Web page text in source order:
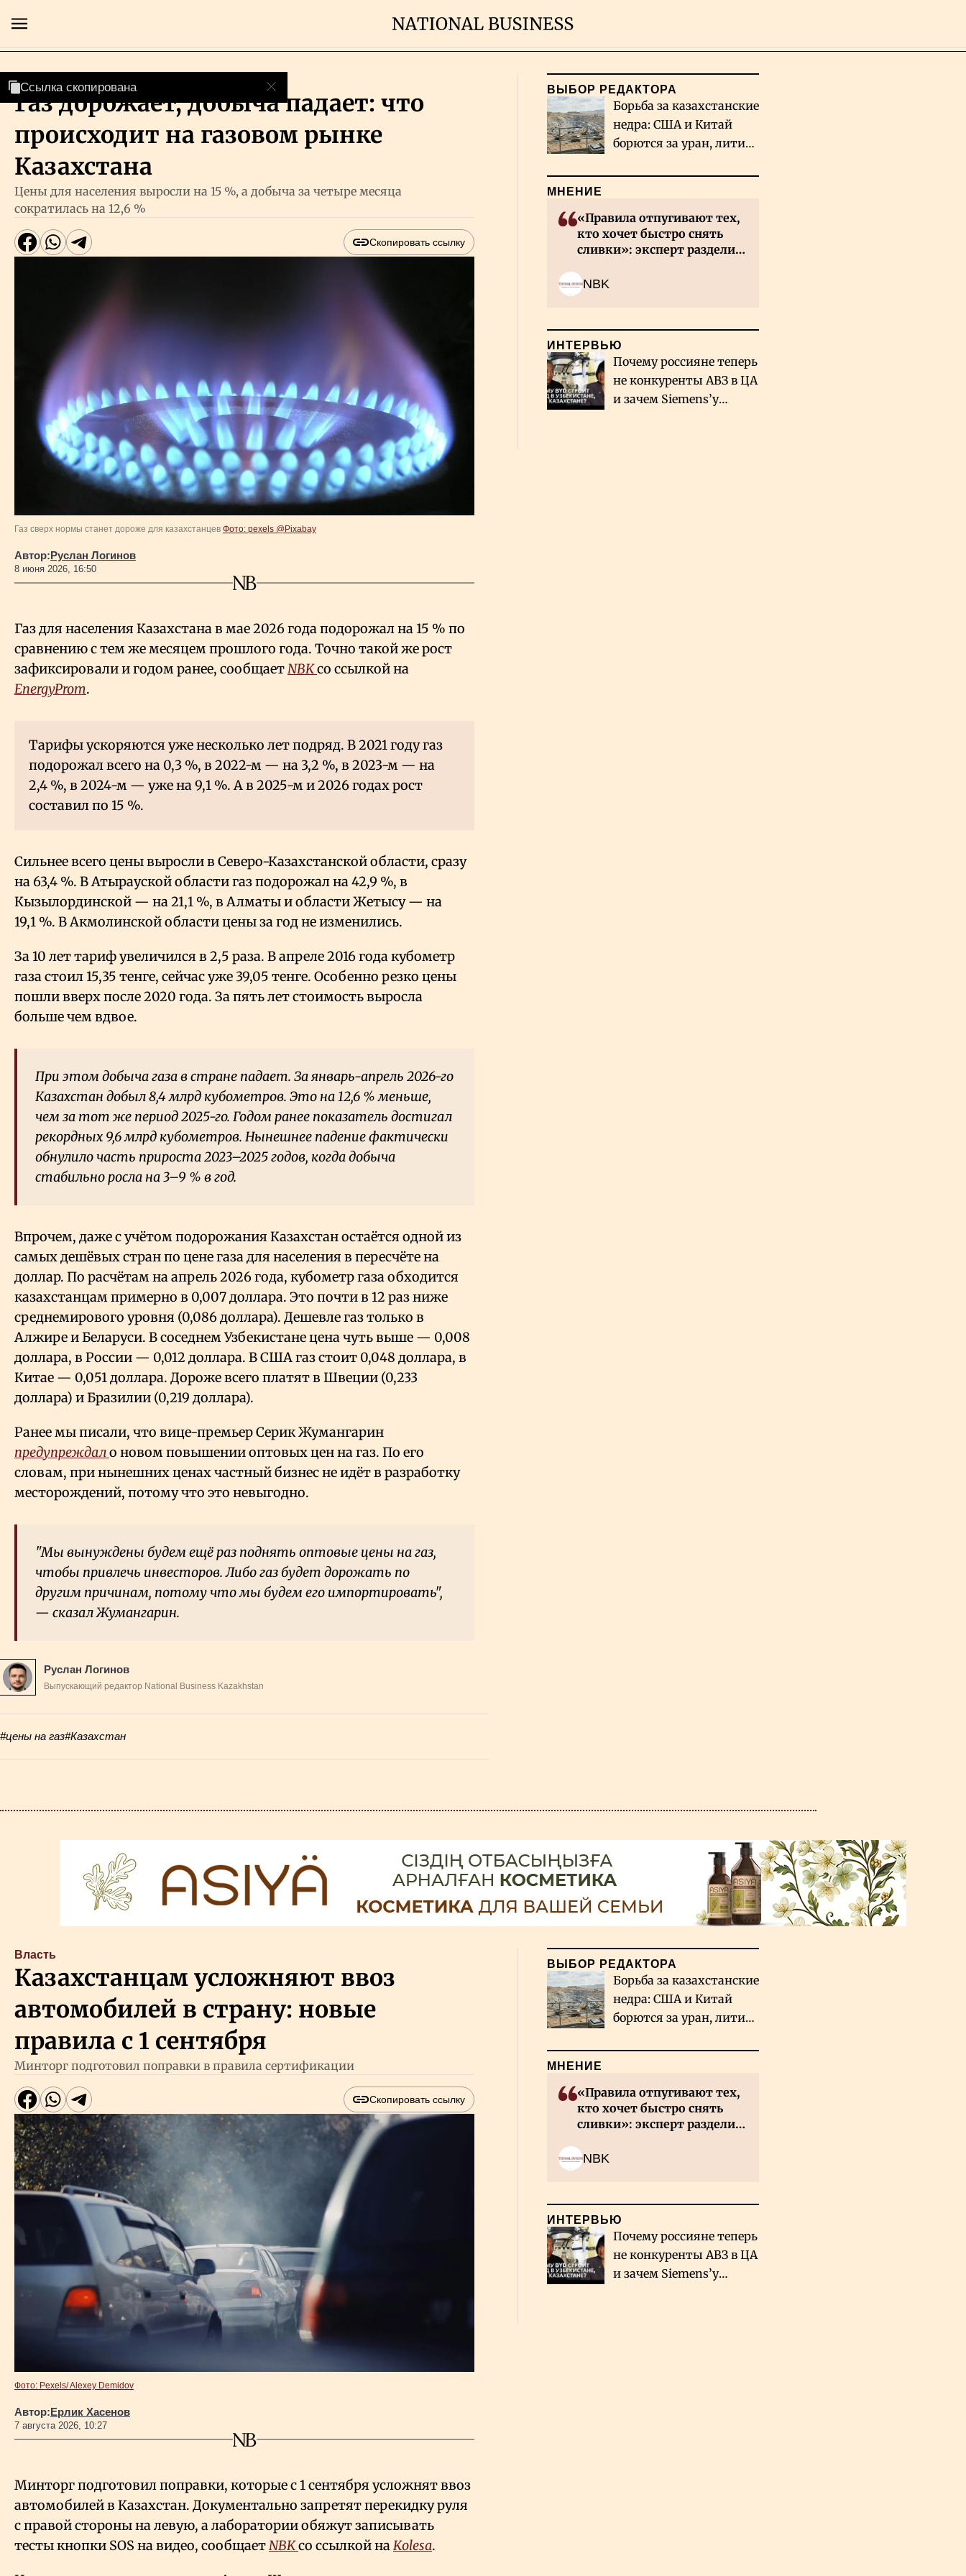
Главная
Экономика
Бизнес
Рынки
Геополитика
Исследования
Все новости
Экономика
Газ дорожает, добыча падает: что
происходит на газовом рынке
Казахстана
Цены для населения выросли на 15 %, а добыча за четыре месяца
сократилась на 12,6 %
Скопировать ссылку
Ссылка скопирована
Газ сверх нормы станет дороже для казахстанцев Фото: pexels @Pixabay
Автор:Руслан Логинов
8 июня 2026, 16:50
Газ для населения Казахстана в мае 2026 года подорожал на 15 % по
сравнению с тем же месяцем прошлого года. Точно такой же рост
зафиксировали и годом ранее, сообщаетNBKсо ссылкой на
EnergyProm.
Тарифы ускоряются уже несколько лет подряд. В 2021 году газ
подорожал всего на 0,3 %, в 2022-м — на 3,2 %, в 2023-м — на
2,4 %, в 2024-м — уже на 9,1 %. А в 2025-м и 2026 годах рост
составил по 15 %.
Сильнее всего цены выросли в Северо-Казахстанской области, сразу
на 63,4 %. В Атырауской области газ подорожал на 42,9 %, в
Кызылординской — на 21,1 %, в Алматы и области Жетысу — на
19,1 %. В Акмолинской области цены за год не изменились.
За 10 лет тариф увеличился в 2,5 раза. В апреле 2016 года кубометр
газа стоил 15,35 тенге, сейчас уже 39,05 тенге. Особенно резко цены
пошли вверх после 2020 года. За пять лет стоимость выросла
больше чем вдвое.
При этом добыча газа в стране падает. За январь-апрель 2026-го
Казахстан добыл 8,4 млрд кубометров. Это на 12,6 % меньше,
чем за тот же период 2025-го. Годом ранее показатель достигал
рекордных 9,6 млрд кубометров. Нынешнее падение фактически
обнулило часть прироста 2023–2025 годов, когда добыча
стабильно росла на 3–9 % в год.
Впрочем, даже с учётом подорожания Казахстан остаётся одной из
самых дешёвых стран по цене газа для населения в пересчёте на
доллар. По расчётам на апрель 2026 года, кубометр газа обходится
казахстанцам примерно в 0,007 доллара. Это почти в 12 раз ниже
среднемирового уровня (0,086 доллара). Дешевле газ только в
Алжире и Беларуси. В соседнем Узбекистане цена чуть выше — 0,008
доллара, в России — 0,012 доллара. В США газ стоит 0,048 доллара, в
Китае — 0,051 доллара. Дороже всего платят в Швеции (0,233
доллара) и Бразилии (0,219 доллара).
Ранее мы писали, что вице-премьер Серик Жумангарин
предупреждало новом повышении оптовых цен на газ. По его
словам, при нынешних ценах частный бизнес не идёт в разработку
месторождений, потому что это невыгодно.
"Мы вынуждены будем ещё раз поднять оптовые цены на газ,
чтобы привлечь инвесторов. Либо газ будет дорожать по
другим причинам, потому что мы будем его импортировать",
— сказал Жумангарин.
Руслан Логинов
Выпускающий редактор National Business Kazakhstan
#цены на газ#Казахстан
ВЫБОР РЕДАКТОРА
Борьба за казахстанские
недра: США и Китай
борются за уран, литий
МНЕНИЕ
«Правила отпугивают тех,
кто хочет быстро снять
сливки»: эксперт разделил
NBK
ИНТЕРВЬЮ
Почему россияне теперь
не конкуренты АВЗ в ЦА
и зачем Siemens’у
Власть
Казахстанцам усложняют ввоз
автомобилей в страну: новые
правила с 1 сентября
Минторг подготовил поправки в правила сертификации
Скопировать ссылку
Ссылка скопирована
Фото: Pexels/ Alexey Demidov
Автор: Ерлик Хасенов
7 августа 2026, 10:27
Минторг подготовил поправки, которые с 1 сентября усложнят ввоз
автомобилей в Казахстан. Документально запретят перекидку руля
с правой стороны на левую, а лаборатории обяжут записывать
тесты кнопки SOS на видео, сообщаетNBKсо ссылкой наKolesa.
ВЫБОР РЕДАКТОРА
Борьба за казахстанские
недра: США и Китай
борются за уран, литий
МНЕНИЕ
«Правила отпугивают тех,
кто хочет быстро снять
сливки»: эксперт разделил
NBK
ИНТЕРВЬЮ
Почему россияне теперь
не конкуренты АВЗ в ЦА
и зачем Siemens’у
Ссылка скопирована